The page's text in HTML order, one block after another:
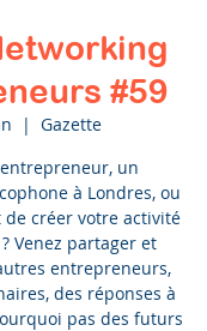
#59
  |
Gazette
un
à Londres, ou
de créer votre activité
Venez partager et
entrepreneurs,
des réponses à
pas des futurs